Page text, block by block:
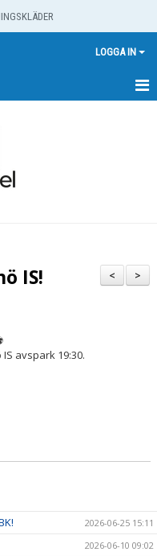
LOGGA IN
>
<
IS!
avspark 19:30.
2026-06-25 15:11
2026-06-10 09:02